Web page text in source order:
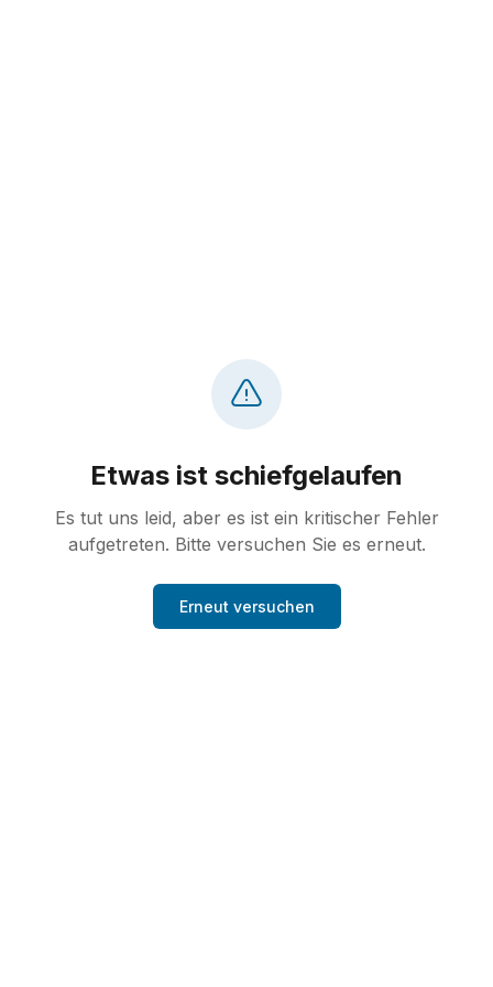
Etwas ist schiefgelaufen
Es tut uns leid, aber es ist ein kritischer Fehler
aufgetreten. Bitte versuchen Sie es erneut.
Erneut versuchen